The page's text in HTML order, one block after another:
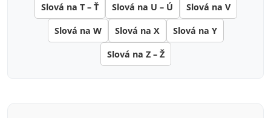
Slová na T – Ť Slová na U – Ú Slová na V
Slová na W Slová na X Slová na Y
Slová na Z – Ž